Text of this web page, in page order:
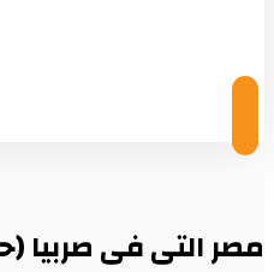
مصر التى فى صربيا